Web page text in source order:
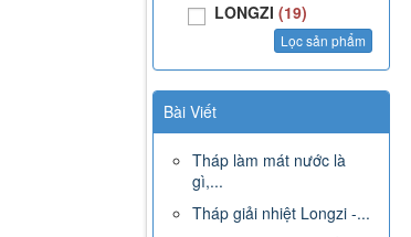
LONGZI (19)
Bài Viết
Tháp làm mát nước là
gì,...
Tháp giải nhiệt Longzi -...